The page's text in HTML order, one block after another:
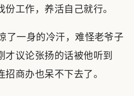
工作，养活自己就行。
一身的冷汗，难怪老爷子
才议论张扬的话被他听到
商办也呆不下去了。